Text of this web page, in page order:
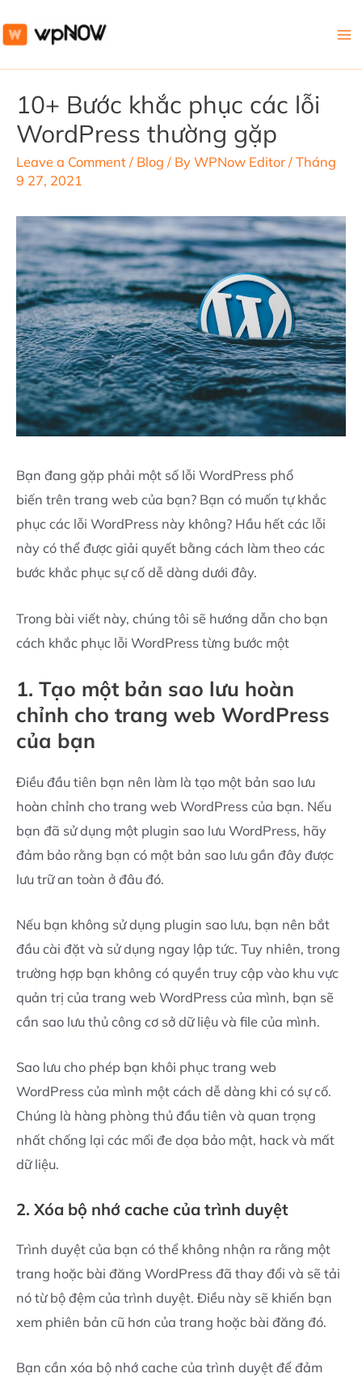
10+ Bước khắc phục các lỗi
WordPress thường gặp
Leave a Comment / Blog / By WPNow Editor / Tháng
9 27, 2021
Bạn đang gặp phải một số lỗi WordPress phổ
biến trên trang web của bạn? Bạn có muốn tự khắc
phục các lỗi WordPress này không? Hầu hết các lỗi
này có thể được giải quyết bằng cách làm theo các
bước khắc phục sự cố dễ dàng dưới đây.
Trong bài viết này, chúng tôi sẽ hướng dẫn cho bạn
cách khắc phục lỗi WordPress từng bước một
1. Tạo một bản sao lưu hoàn
chỉnh cho trang web WordPress
của bạn
Điều đầu tiên bạn nên làm là tạo một bản sao lưu
hoàn chỉnh cho trang web WordPress của bạn. Nếu
bạn đã sử dụng một plugin sao lưu WordPress, hãy
đảm bảo rằng bạn có một bản sao lưu gần đây được
lưu trữ an toàn ở đâu đó.
Nếu bạn không sử dụng plugin sao lưu, bạn nên bắt
đầu cài đặt và sử dụng ngay lập tức. Tuy nhiên, trong
trường hợp bạn không có quyền truy cập vào khu vực
quản trị của trang web WordPress của mình, bạn sẽ
cần sao lưu thủ công cơ sở dữ liệu và file của mình.
Sao lưu cho phép bạn khôi phục trang web
WordPress của mình một cách dễ dàng khi có sự cố.
Chúng là hàng phòng thủ đầu tiên và quan trọng
nhất chống lại các mối đe dọa bảo mật, hack và mất
dữ liệu.
2. Xóa bộ nhớ cache của trình duyệt
Trình duyệt của bạn có thể không nhận ra rằng một
trang hoặc bài đăng WordPress đã thay đổi và sẽ tải
nó từ bộ đệm của trình duyệt. Điều này sẽ khiến bạn
xem phiên bản cũ hơn của trang hoặc bài đăng đó.
Bạn cần xóa bộ nhớ cache của trình duyệt để đảm